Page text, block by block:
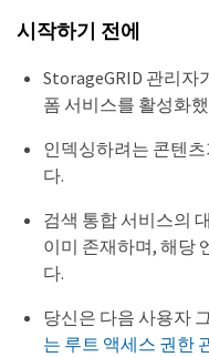
시작하기 전에
StorageGRID 관리자
폼 서비스를 활성화
인덱싱하려는 콘텐
다.
검색 통합 서비스의
이미 존재하며, 해당
다.
당신은 다음 사용자
는 루트 액세스 권한